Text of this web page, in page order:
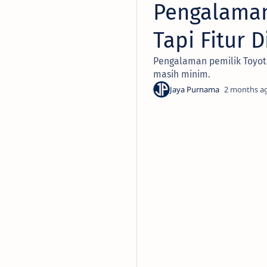
Tapi Fitur
Pengalaman pemilik
masih minim.
2 months